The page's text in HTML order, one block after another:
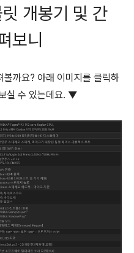
개봉기 및 간
보니
볼까요? 아래 이미지를 클릭하
실 수 있는데요. ▼